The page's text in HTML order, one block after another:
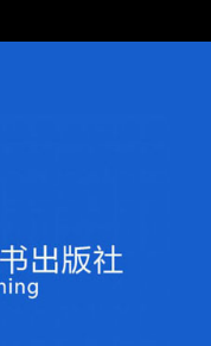
und die
der Folge wurden
Social Media
um die